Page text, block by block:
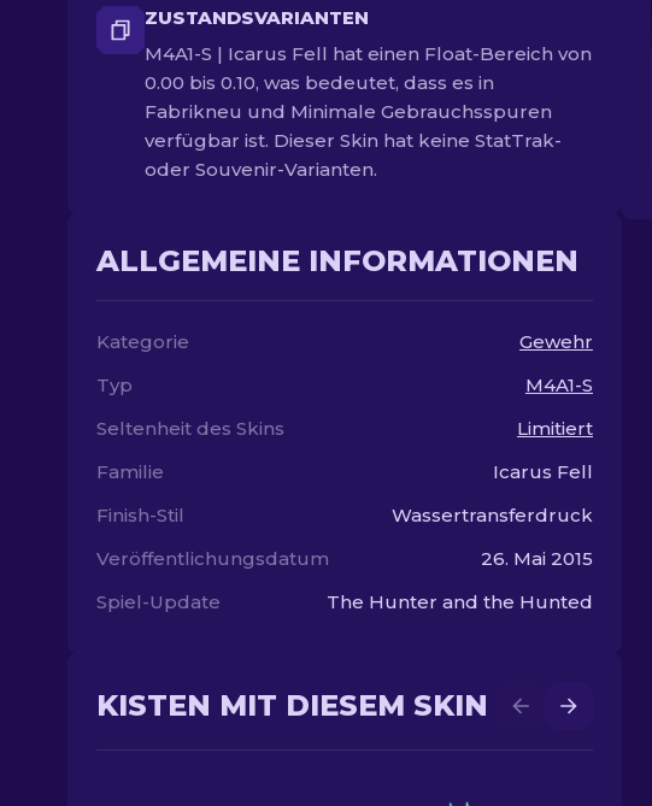
ZUSTANDSVARIANTEN
M4A1-S | Icarus Fell hat einen Float-Bereich von
0.00 bis 0.10, was bedeutet, dass es in
Fabrikneu und Minimale Gebrauchsspuren
verfügbar ist. Dieser Skin hat keine StatTrak-
oder Souvenir-Varianten.
ALLGEMEINE INFORMATIONEN
Kategorie
Gewehr
Typ
M4A1-S
Seltenheit des Skins
Limitiert
Familie
Icarus Fell
Finish-Stil
Wassertransferdruck
Veröffentlichungsdatum
26. Mai 2015
Spiel-Update
The Hunter and the Hunted
KISTEN MIT DIESEM SKIN